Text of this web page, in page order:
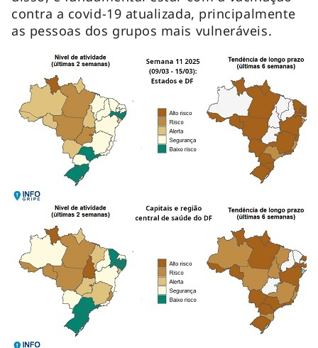
contra a covid-19 atualizada, principalmente
as pessoas dos grupos mais vulneráveis.